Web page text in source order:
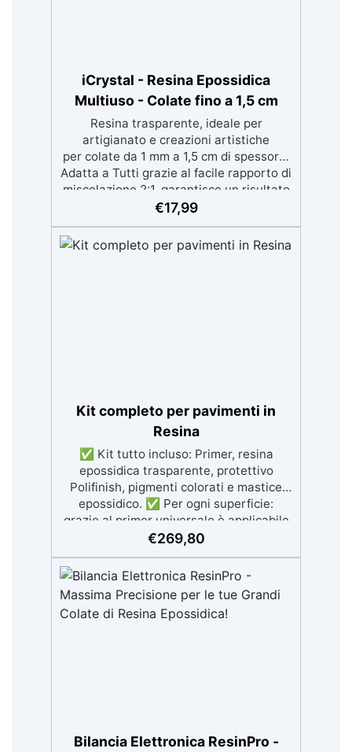
iCrystal - Resina Epossidica
Multiuso - Colate fino a 1,5 cm
Resina trasparente, ideale per
artigianato e creazioni artistiche
per colate da 1 mm a 1,5 cm di spessore.
Adatta a Tutti grazie al facile rapporto di
miscelazione 2:1, garantisce un risultato
senza imperfezioni Bassa viscosità per
legno, silicone, vetro, metallo e altri
materiali. Certificata post-catalisi
€17,99
Kit completo per pavimenti in
Resina
✅ Kit tutto incluso: Primer, resina
epossidica trasparente, protettivo
Polifinish, pigmenti colorati e mastice
epossidico. ✅ Per ogni superficie:
grazie al primer universale è applicabile
sia su calcestruzzo, piastrelle e superfici
applicare: Video Guida completa inclusa,
3 semplici passaggi, dalla preparazione
della superficie alla finitura protettiva
antigraffio. ✅ Risultati professionali:
€269,80
Bilancia Elettronica ResinPro -